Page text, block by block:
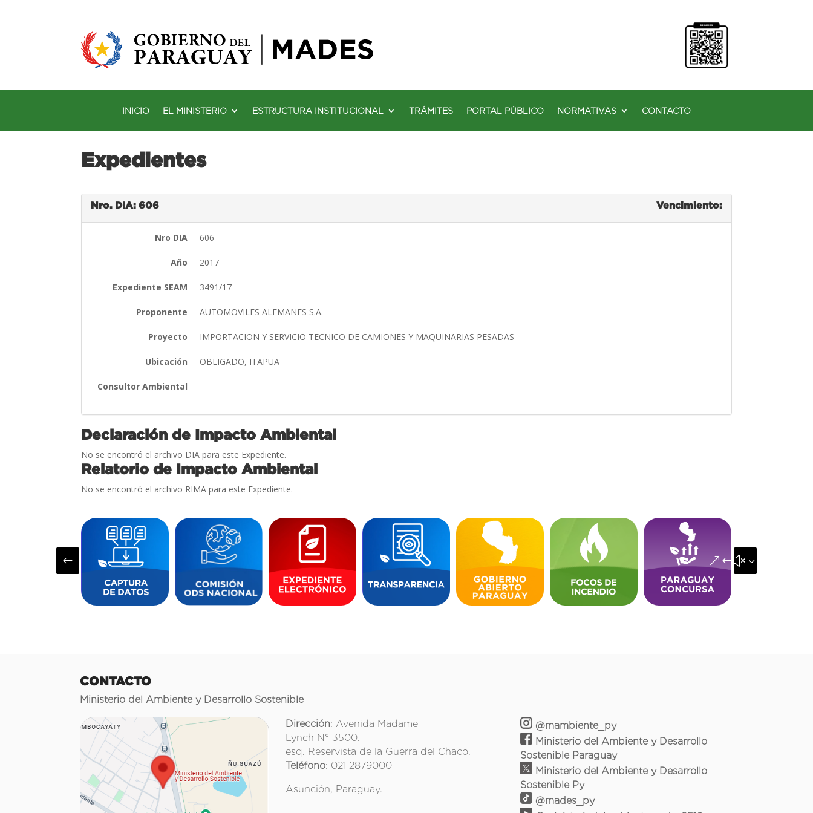
INICIO EL MINISTERIO ESTRUCTURA INSTITUCIONAL TRÁMITES PORTAL PÚBLICO NORMATIVAS CONTACTO
Expedientes
Nro. DIA: 606 Vencimiento:
Nro DIA 606
Año 2017
Expediente SEAM 3491/17
Proponente AUTOMOVILES ALEMANES S.A.
Proyecto IMPORTACION Y SERVICIO TECNICO DE CAMIONES Y MAQUINARIAS PESADAS
Ubicación OBLIGADO, ITAPUA
Consultor Ambiental
Declaración de Impacto Ambiental
No se encontró el archivo DIA para este Expediente.
Relatorio de Impacto Ambiental
No se encontró el archivo RIMA para este Expediente.
# &#x35;
CONTACTO
Ministerio del Ambiente y Desarrollo Sostenible
Dirección: Avenida Madame
Lynch N° 3500.
esq. Reservista de la Guerra del Chaco.
Teléfono: 021 2879000
Asunción, Paraguay.
@mambiente_py
Ministerio del Ambiente y Desarrollo
Sostenible Paraguay
Ministerio del Ambiente y Desarrollo
Sostenible Py
@mades_py